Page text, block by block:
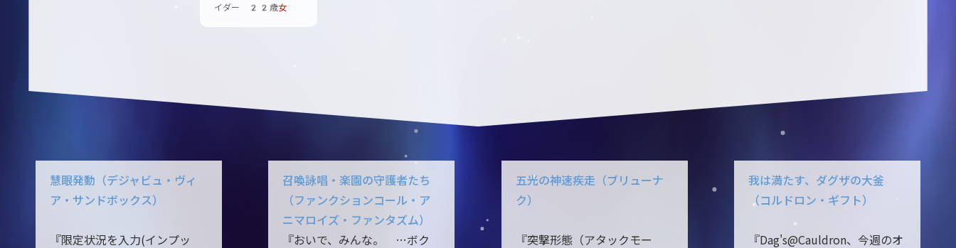
イダー 22歳女
慧眼発動（デジャビュ・ヴィ
ア・サンドボックス）
『限定状況を入力(インプッ
召喚詠唱・楽園の守護者たち
（ファンクションコール・ア
ニマロイズ・ファンタズム）
『おいで、みんな。 …ボク
五光の神速疾走（ブリューナ
ク）
『突撃形態（アタックモー
我は満たす、ダグザの大釜
（コルドロン・ギフト）
『Dag's@Cauldron、今週のオ